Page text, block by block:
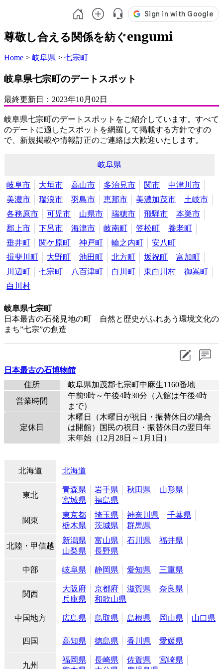
尊敬し合える関係を紡ぐengumi
Home > 岐阜県 > 七宗町
岐阜県七宗町のデートスポット
最終更新日： 2023年10月02日
岐阜県七宗町のデートスポットをご紹介しています。すべて
のデートに適したスポットを網羅して掲載する方針ですの
で、新規掲載や情報訂正のご連絡は大歓迎いたします。
岐阜県
岐阜市 大垣市 高山市 多治見市 関市
中津川市
美濃市
瑞浪市 羽島市 恵那市 美濃加茂市
土岐市
各務原市
可児市 山県市 瑞穂市 飛騨市
本巣市
郡上市
下呂市 海津市 岐南町 笠松町
養老町
垂井町
関ケ原町 神戸町 輪之内町
安八町
揖斐川町
大野町 池田町 北方町 坂祝町
富加町
川辺町
七宗町 八百津町 白川町 東白川村
御嵩町
白川村
岐阜県七宗町
日本最古の石発見地の町 自然と歴史がふれあう環境文化の
まち”七宗”の創造
日本最古の石博物館
住所
岐阜県加茂郡七宗町中麻生1160番地
営業時間
午前9時～午後4時30分（入館は午後4時
まで）
定休日
木曜日（木曜日が祝日・振替休日の場合
は開館）国民の祝日・振替休日の翌日年
末年始（12月28日～1月1日）
北海道 北海道
東北
青森県 岩手県 秋田県
山形県
宮城県
福島県
関東
東京都 埼玉県 神奈川県
千葉県
栃木県
茨城県 群馬県
北陸・甲信越
新潟県 富山県 石川県
福井県
山梨県
長野県
中部 岐阜県 静岡県 愛知県 三重県
関西
大阪府 京都府 滋賀県
奈良県
兵庫県
和歌山県
中国地方 広島県 鳥取県 島根県 岡山県 山口県
四国 高知県 徳島県 香川県 愛媛県
九州
福岡県 長崎県 佐賀県
宮崎県